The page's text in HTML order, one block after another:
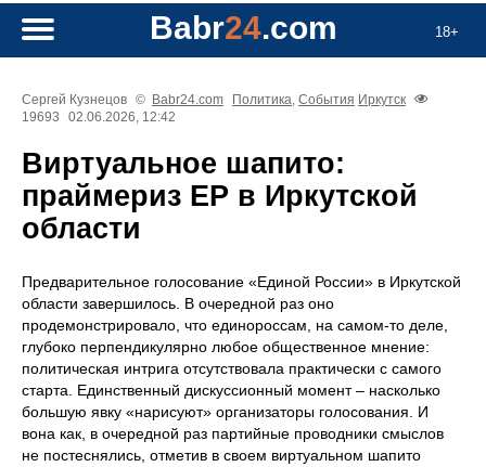
18+
Babr24.com
Сергей Кузнецов © Babr24.com Политика, События Иркутск
19693
02.06.2026, 12:42
Виртуальное шапито:
праймериз ЕР в Иркутской
области
Предварительное голосование «Единой России» в Иркутской
области завершилось. В очередной раз оно
продемонстрировало, что единороссам, на самом-то деле,
глубоко перпендикулярно любое общественное мнение:
политическая интрига отсутствовала практически с самого
старта. Единственный дискуссионный момент – насколько
большую явку «нарисуют» организаторы голосования. И
вона как, в очередной раз партийные проводники смыслов
не постеснялись, отметив в своем виртуальном шапито